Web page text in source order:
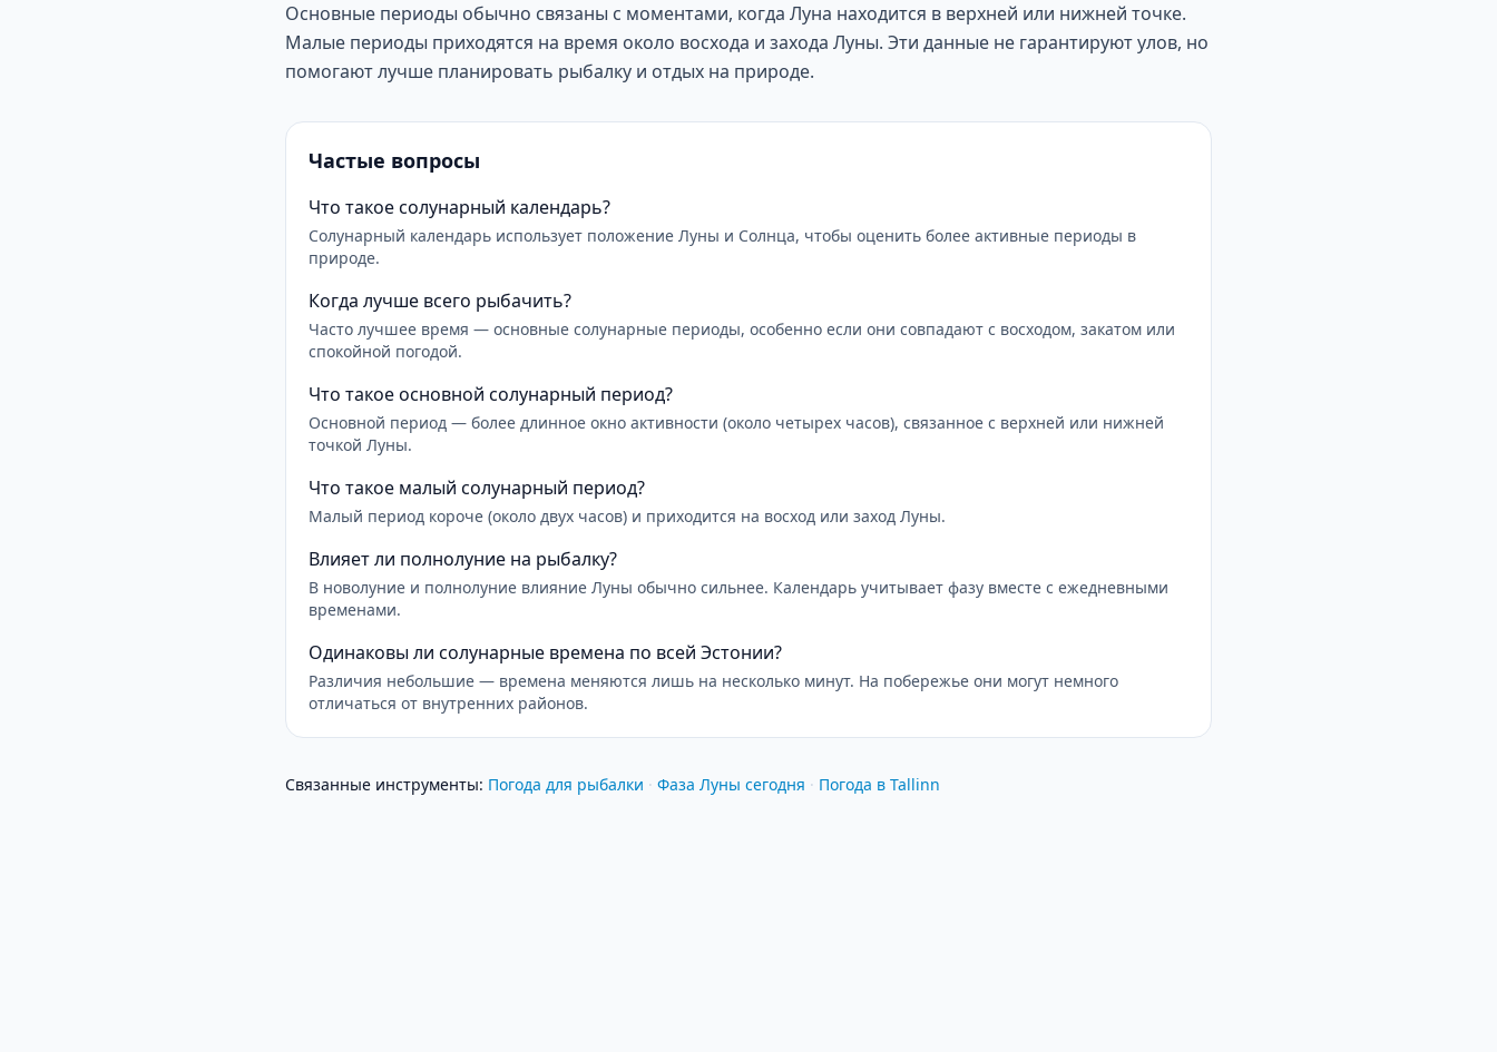
Основные периоды обычно связаны с моментами, когда Луна находится в верхней или нижней точке.
Малые периоды приходятся на время около восхода и захода Луны. Эти данные не гарантируют улов, но
помогают лучше планировать рыбалку и отдых на природе.
Частые вопросы
Что такое солунарный календарь?
Солунарный календарь использует положение Луны и Солнца, чтобы оценить более активные периоды в
природе.
Когда лучше всего рыбачить?
Часто лучшее время — основные солунарные периоды, особенно если они совпадают с восходом, закатом или
спокойной погодой.
Что такое основной солунарный период?
Основной период — более длинное окно активности (около четырех часов), связанное с верхней или нижней
точкой Луны.
Что такое малый солунарный период?
Малый период короче (около двух часов) и приходится на восход или заход Луны.
Влияет ли полнолуние на рыбалку?
В новолуние и полнолуние влияние Луны обычно сильнее. Календарь учитывает фазу вместе с ежедневными
временами.
Одинаковы ли солунарные времена по всей Эстонии?
Различия небольшие — времена меняются лишь на несколько минут. На побережье они могут немного
отличаться от внутренних районов.
Связанные инструменты: Погода для рыбалки · Фаза Луны сегодня · Погода в Tallinn